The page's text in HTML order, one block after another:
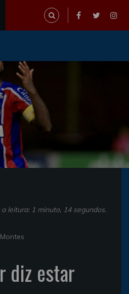
leitura: 1 minuto, 14 segundos.
diz estar